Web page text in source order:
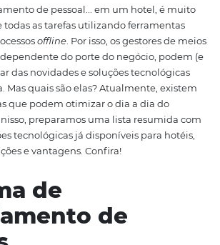
controle de reservas
de pessoal... em um hotel, é
de todas as tarefas utilizando
processosoffline. Por isso, os gestores
independente do porte do negócio,
das novidades e soluções
Mas quais são elas? Atualmente,
que podem otimizar o dia a dia do
nisso, preparamos uma lista